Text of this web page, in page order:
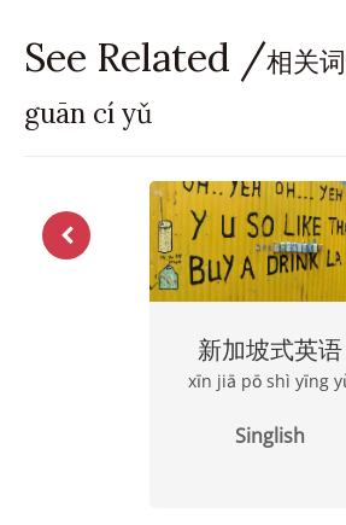
See Related /相关
guān cí yǔ
新加坡式英语
xīn jiā pō shì yīng
Singlish